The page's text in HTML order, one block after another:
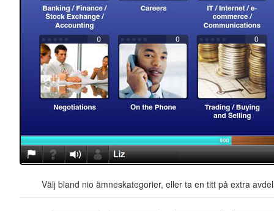
Välj bland nio ämneskategorier, eller ta en titt på extra